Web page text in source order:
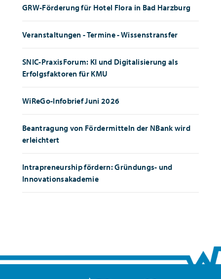
GRW-Förderung für Hotel Flora in Bad Harzburg
Veranstaltungen - Termine - Wissenstransfer
SNIC-PraxisForum: KI und Digitalisierung als
Erfolgsfaktoren für KMU
WiReGo-Infobrief Juni 2026
Beantragung von Fördermitteln der NBank wird
erleichtert
Intrapreneurship fördern: Gründungs- und
Innovationsakademie